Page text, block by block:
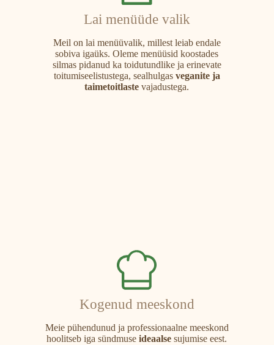
Lai menüüde valik
Meil on lai menüüvalik, millest leiab endale
sobiva igaüks. Oleme menüüsid koostades
silmas pidanud ka toidutundlike ja erinevate
toitumiseelistustega, sealhulgas veganite ja
taimetoitlaste vajadustega.
Kogenud meeskond
Meie pühendunud ja professionaalne meeskond
hoolitseb iga sündmuseideaalsesujumise eest.